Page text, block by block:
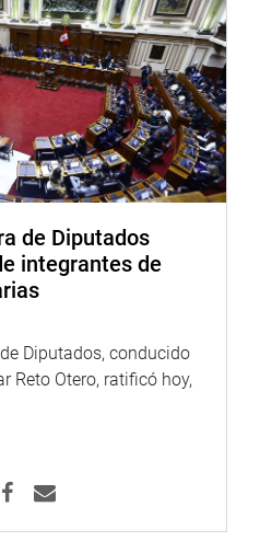
de Diputados
integrantes de
Diputados, conducido
Reto Otero, ratificó hoy,